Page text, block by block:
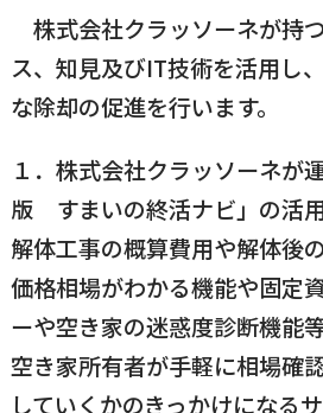
自治体間連携
株式会社クラッソーネが持
ス、知見及びIT技術を活用し
な除却の促進を行います。
１．株式会社クラッソーネが
版 すまいの終活ナビ」の活用
解体工事の概算費用や解体後
価格相場がわかる機能や固定
ーや空き家の迷惑度診断機能
空き家所有者が手軽に相場確
していくかのきっかけになるサ